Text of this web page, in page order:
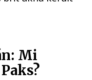
Mi